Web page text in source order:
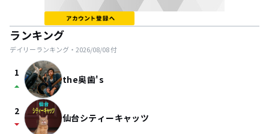
ランキング
デイリーランキング・ 2026/08/08付
1
arrow_drop_up the奥歯's
2
arrow_drop_down 仙台シティーキャッツ